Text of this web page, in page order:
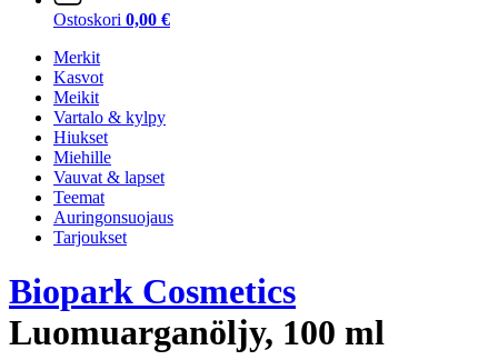
Ostoskori 0,00 €
Merkit
Kasvot
Meikit
Vartalo & kylpy
Hiukset
Miehille
Vauvat & lapset
Teemat
Auringonsuojaus
Tarjoukset
Biopark Cosmetics
Luomuarganöljy, 100 ml